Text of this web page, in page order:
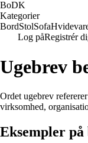
BoDK
Kategorier
BordStolSofa
Log påRegistrér
Ugebrev
Ordet ugebrev
virksomhed,
Eksempler